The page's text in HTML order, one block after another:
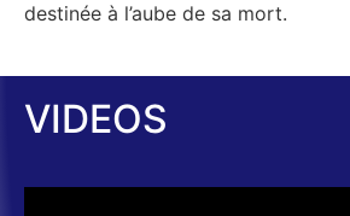
destinée à l’aube de sa mort.
VIDEOS